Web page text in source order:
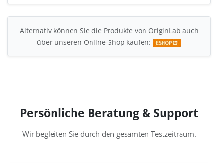
Alternativ können Sie die Produkte von OriginLab auch
über unseren Online-Shop kaufen:
Persönliche Beratung & Support
Wir begleiten Sie durch den gesamten Testzeitraum.